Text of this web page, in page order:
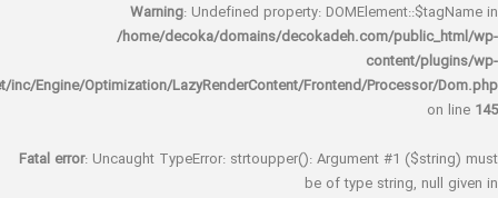
Warning: Undefined property:
/home/decoka/domains/decokadeh.com/
rocket/inc/Engine/Optimization/LazyRenderContent/Frontend/
Fatal error : Uncaught TypeError: strtoupper(): Argument #1
be of type string,